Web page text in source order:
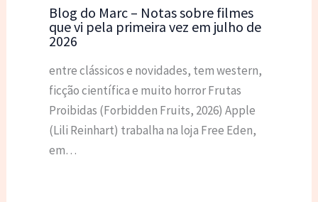
Blog do Marc – Notas sobre filmes
que vi pela primeira vez em julho de
2026
entre clássicos e novidades, tem western,
ficção científica e muito horror Frutas
Proibidas (Forbidden Fruits, 2026) Apple
(Lili Reinhart) trabalha na loja Free Eden,
em…